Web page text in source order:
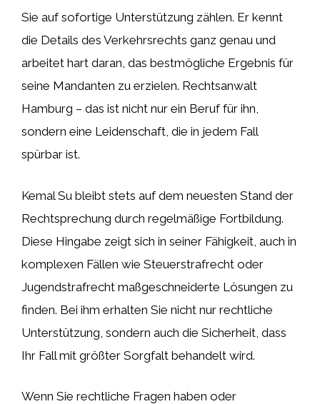
Sie auf sofortige Unterstützung zählen. Er kennt
die Details des Verkehrsrechts ganz genau und
arbeitet hart daran, das bestmögliche Ergebnis für
seine Mandanten zu erzielen. Rechtsanwalt
Hamburg – das ist nicht nur ein Beruf für ihn,
sondern eine Leidenschaft, die in jedem Fall
spürbar ist.
Kemal Su bleibt stets auf dem neuesten Stand der
Rechtsprechung durch regelmäßige Fortbildung.
Diese Hingabe zeigt sich in seiner Fähigkeit, auch in
komplexen Fällen wie Steuerstrafrecht oder
Jugendstrafrecht maßgeschneiderte Lösungen zu
finden. Bei ihm erhalten Sie nicht nur rechtliche
Unterstützung, sondern auch die Sicherheit, dass
Ihr Fall mit größter Sorgfalt behandelt wird.
Wenn Sie rechtliche Fragen haben oder